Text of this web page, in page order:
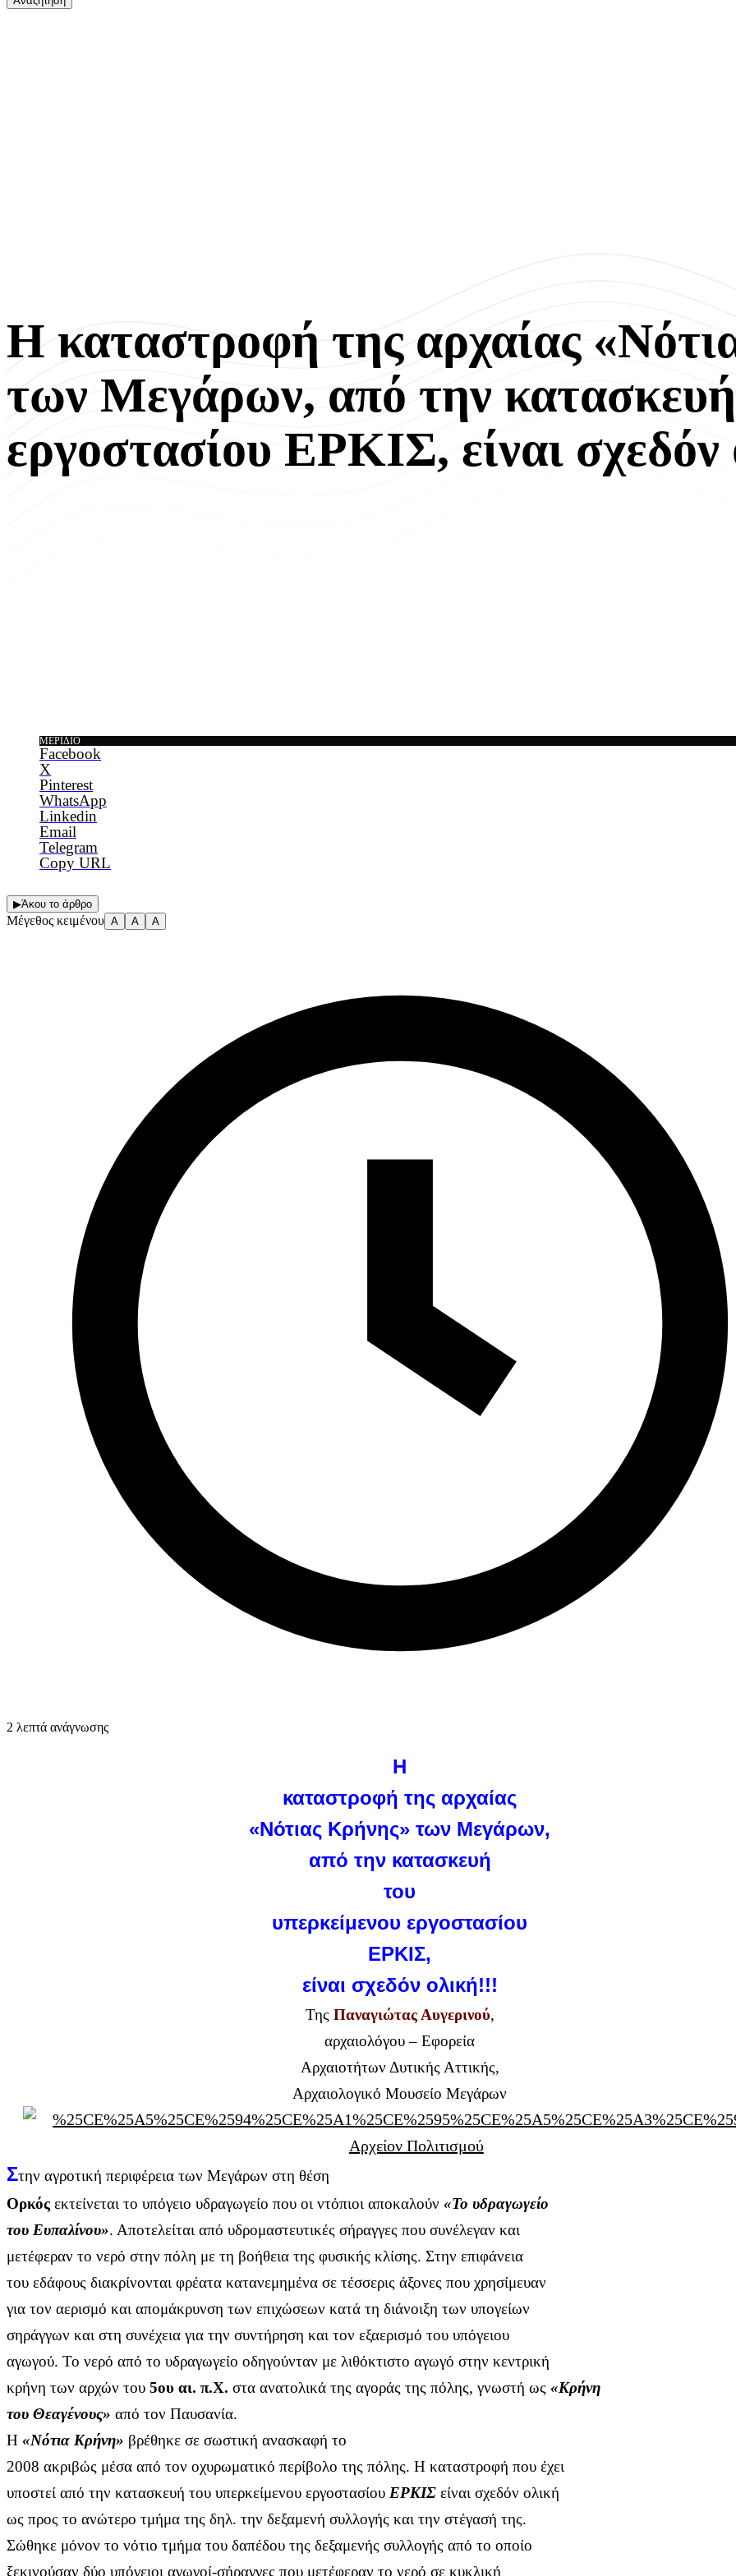
Η καταστροφή της αρχαίας
των Μεγάρων, από την
εργοστασίου ΕΡΚΙΣ, είναι σχεδόν
ΜΕΡΊΔΙΟ
Facebook
X
Pinterest
WhatsApp
Linkedin
Email
Telegram
Copy URL
▶Άκου το άρθρο
Μέγεθος κειμένου A A A
2 λεπτά ανάγνωσης
Η
καταστροφή της αρχαίας
«Νότιας Κρήνης» των Μεγάρων,
από την κατασκευή
του
υπερκείμενου εργοστασίου
ΕΡΚΙΣ,
είναι σχεδόν ολική!!!
Της Παναγιώτας Αυγερινού,
αρχαιολόγου – Εφορεία
Αρχαιοτήτων Δυτικής Αττικής,
Αρχαιολογικό Μουσείο Μεγάρων
Στην αγροτική περιφέρεια των Μεγάρων στη θέση
Ορκός εκτείνεται το υπόγειο υδραγωγείο που οι ντόπιοι αποκαλούν «Το υδραγωγείο
του Ευπαλίνου». Αποτελείται από υδρομαστευτικές σήραγγες που συνέλεγαν και
μετέφεραν το νερό στην πόλη με τη βοήθεια της φυσικής κλίσης. Στην επιφάνεια
του εδάφους διακρίνονται φρέατα κατανεμημένα σε τέσσερις άξονες που χρησίμευαν
για τον αερισμό και απομάκρυνση των επιχώσεων κατά τη διάνοιξη των υπογείων
σηράγγων και στη συνέχεια για την συντήρηση και τον εξαερισμό του υπόγειου
αγωγού. Το νερό από το υδραγωγείο οδηγούνταν με λιθόκτιστο αγωγό στην κεντρική
κρήνη των αρχών του 5ου αι. π.Χ. στα ανατολικά της αγοράς της πόλης, γνωστή ως «Κρήνη
του Θεαγένους» από τον Παυσανία.
Η «Νότια Κρήνη» βρέθηκε σε σωστική ανασκαφή το
2008 ακριβώς μέσα από τον οχυρωματικό περίβολο της πόλης. Η καταστροφή που έχει
υποστεί από την κατασκευή του υπερκείμενου εργοστασίου ΕΡΚΙΣ είναι σχεδόν ολική
ως προς το ανώτερο τμήμα της δηλ. την δεξαμενή συλλογής και την στέγασή της.
Σώθηκε μόνον το νότιο τμήμα του δαπέδου της δεξαμενής συλλογής από το οποίο
ξεκινούσαν δύο υπόγειοι αγωγοί-σήραγγες που μετέφεραν το νερό σε κυκλική